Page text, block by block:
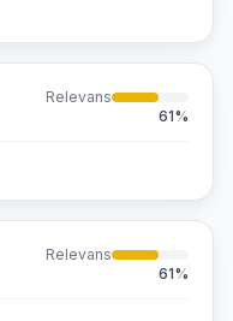
Relevans
61%
Relevans
61%